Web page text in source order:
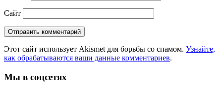
Сайт
Этот сайт использует Akismet для борьбы со спамом. Узнайте,
как обрабатываются ваши данные комментариев.
Мы в соцсетях